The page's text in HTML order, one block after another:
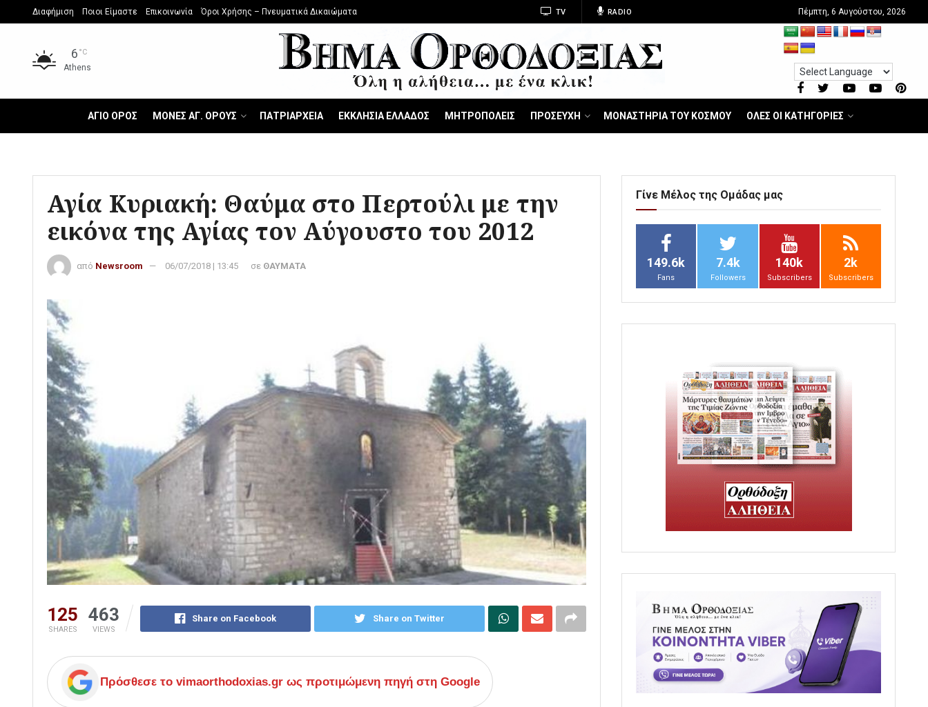
Διαφήμιση Ποιοι Είμαστε Επικοινωνία Όροι Χρήσης – Πνευματικά Δικαιώματα TV RADIO Πέμπτη, 6 Αυγούστου, 2026
6 °C
Athens
ΑΓΙΟ ΟΡΟΣ ΜΟΝΕΣ ΑΓ. ΟΡΟΥΣ ΠΑΤΡΙΑΡΧΕΙΑ ΕΚΚΛΗΣΙΑ ΕΛΛΑΔΟΣ ΜΗΤΡΟΠΟΛΕΙΣ ΠΡΟΣΕΥΧΗ ΜΟΝΑΣΤΗΡΙΑ ΤΟΥ ΚΟΣΜΟΥ ΟΛΕΣ ΟΙ ΚΑΤΗΓΟΡΙΕΣ
Αγία Κυριακή: Θαύμα στο Περτούλι με την
εικόνα της Αγίας τον Αύγουστο του 2012
από Newsroom 06/07/2018 | 13:45 σε ΘΑΥΜΑΤΑ
125
SHARES
463
VIEWS
Share on Facebook Share on Twitter
Πρόσθεσε το vimaorthodoxias.gr ως προτιμώμενη πηγή στη Google
Γίνε Μέλος της Ομάδας μας
149.6k
Fans
7.4k
Followers
140k
Subscribers
2k
Subscribers